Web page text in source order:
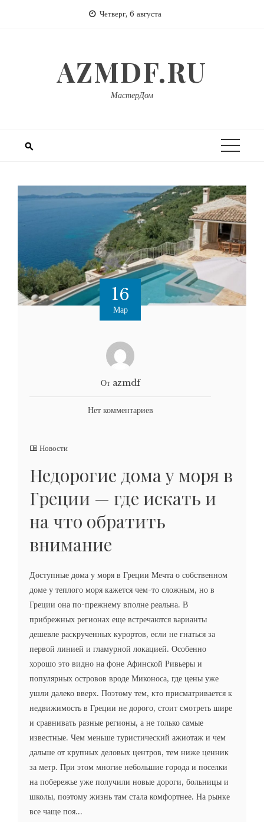
Четверг, 6 августа
AZMDF.RU
МастерДом
16
Мар
От azmdf
Нет комментариев
Новости
Недорогие дома у моря в
Греции — где искать и
на что обратить
внимание
Доступные дома у моря в Греции Мечта о собственном
доме у теплого моря кажется чем-то сложным, но в
Греции она по-прежнему вполне реальна. В
прибрежных регионах еще встречаются варианты
дешевле раскрученных курортов, если не гнаться за
первой линией и гламурной локацией. Особенно
хорошо это видно на фоне Афинской Ривьеры и
популярных островов вроде Миконоса, где цены уже
ушли далеко вверх. Поэтому тем, кто присматривается к
недвижимость в Греции не дорого, стоит смотреть шире
и сравнивать разные регионы, а не только самые
известные. Чем меньше туристический ажиотаж и чем
дальше от крупных деловых центров, тем ниже ценник
за метр. При этом многие небольшие города и поселки
на побережье уже получили новые дороги, больницы и
школы, поэтому жизнь там стала комфортнее. На рынке
все чаще поя...